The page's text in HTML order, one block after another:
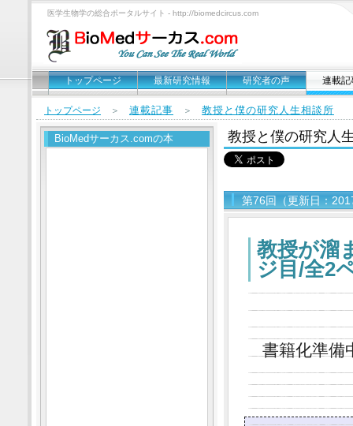
医学生物学の総合ポータルサイト - http://biomedcircus.com
トップページ 最新研究情報 研究者の声 連載記
トップページ ＞ 連載記事 ＞ 教授と僕の研究人生相談所
教授と僕の研究人
第76回（更新日：
教授が溜
ジ目/全2
書籍化準備
BioMedサーカス.comの本